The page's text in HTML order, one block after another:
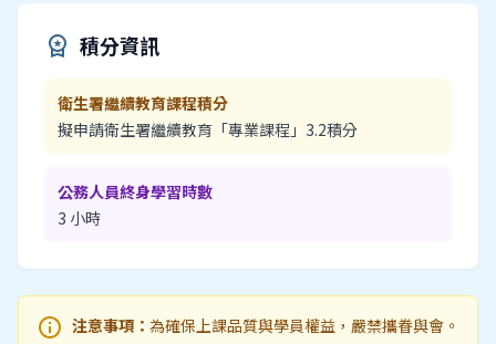
workspace_premium 積分資訊
衛生署繼續教育課程積分
擬申請衛生署繼續教育「專業課程」3.2積分
公務人員終身學習時數
3 小時
info 注意事項： 為確保上課品質與學員權益，嚴禁攜眷與會。